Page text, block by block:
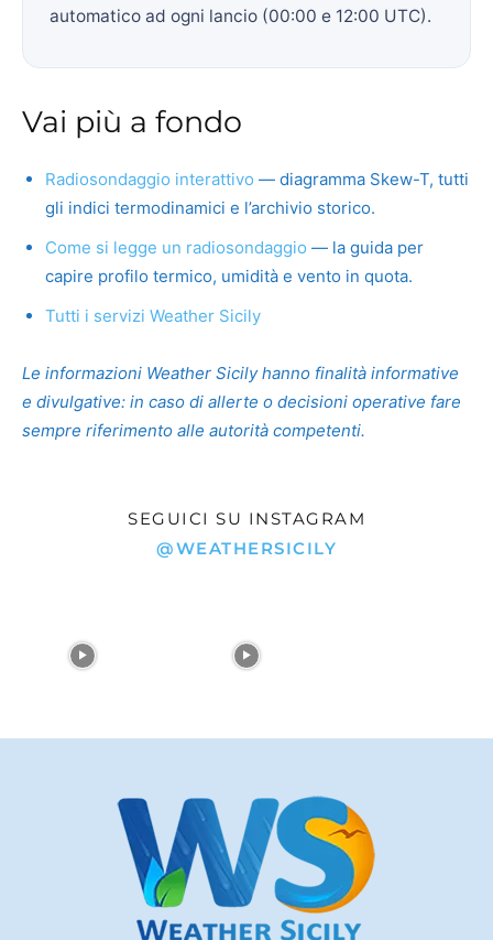
automatico ad ogni lancio (00:00 e 12:00 UTC).
Vai più a fondo
Radiosondaggio interattivo — diagramma Skew-T, tutti
gli indici termodinamici e l’archivio storico.
Come si legge un radiosondaggio — la guida per
capire profilo termico, umidità e vento in quota.
Tutti i servizi Weather Sicily
Le informazioni Weather Sicily hanno finalità informative
e divulgative: in caso di allerte o decisioni operative fare
sempre riferimento alle autorità competenti.
SEGUICI SU INSTAGRAM
@WEATHERSICILY